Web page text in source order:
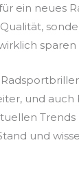
ein neues
und
und